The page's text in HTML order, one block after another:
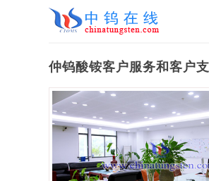
仲钨酸铵客户服务和客户